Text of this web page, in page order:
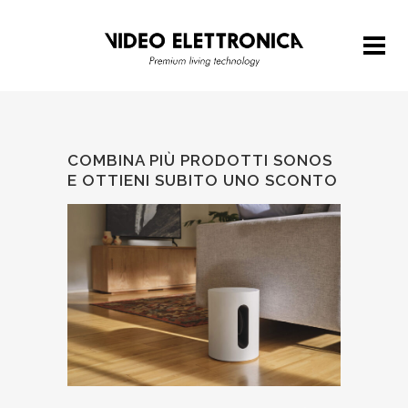
COMBINA PIÙ PRODOTTI SONOS
E OTTIENI SUBITO UNO SCONTO